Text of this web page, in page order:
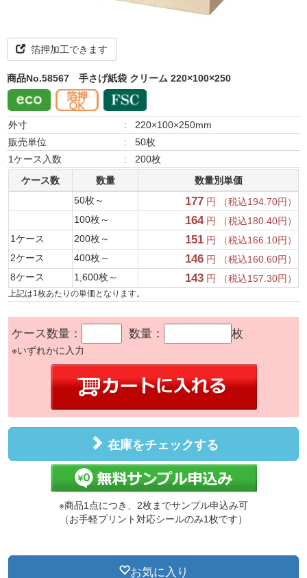
箔押加工できます
商品No.58567 手さげ紙袋 クリーム 220×100×250
外寸 :
220×100×250mm
販売単位
:
50枚
1ケース入数
:
200枚
ケース数
数量
数量別単価
50枚～
177 円 （税込194.70円）
100枚～
164円 （税込180.40円）
1ケース
200枚～ 151 円 （税込166.10円）
2ケース
400枚～ 146 円 （税込160.60円）
8ケース
1,600枚～ 143 円 （税込157.30円）
上記は1枚あたりの単価となります。
ケース数量： 数量： 枚
※いずれかに入力
在庫をチェックする
※商品1点につき、2枚までサンプル申込み可
（お手軽プリント対応シールのみ1枚です）
お気に入り